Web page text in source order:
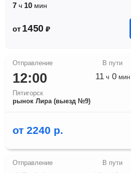
7 ч 10 мин
от 1450 ₽
12:00
Пятигорск
рынок Лира (выезд №9)
11ч 0мин
от 2240 р.